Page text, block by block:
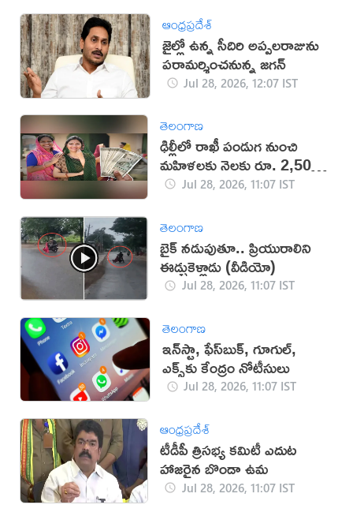
ఆంధ్రప్రదేశ్
జైల్లో ఉన్న సీదిరి అప్పలరాజును
పరామర్శించనున్న జగన్
Jul 28, 2026, 12:07 IST
తెలంగాణ
ఢిల్లీలో రాఖీ పండుగ నుంచి
మహిళలకు నెలకు రూ. 2,500
ఆర్థిక సహాయం!
Jul 28, 2026, 11:07 IST
తెలంగాణ
బైక్ నడుపుతూ.. ప్రియురాలిని
ఈడ్చుకెళ్లాడు (వీడియో)
Jul 28, 2026, 11:07 IST
తెలంగాణ
ఇన్‌స్టా, ఫేస్‌బుక్‌, గూగుల్‌,
ఎక్స్‌కు కేంద్రం నోటీసులు
Jul 28, 2026, 11:07 IST
ఆంధ్రప్రదేశ్
టీడీపీ త్రిసభ్య కమిటీ ఎదుట
హాజరైన బొండా ఉమ
Jul 28, 2026, 11:07 IST